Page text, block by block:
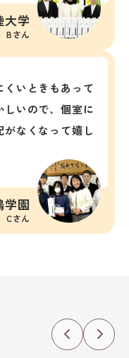
大学
Bさん
いときもあって
いので、個室に
なくなって嬉し
学園
Cさん